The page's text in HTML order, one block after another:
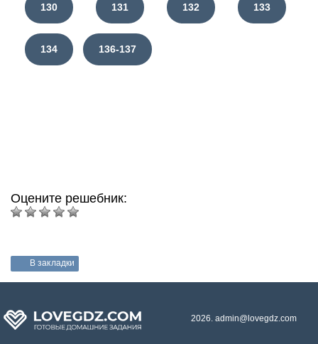
130 131 132 133
134 136-137
Оцените решебник:
В закладки
2026. admin@lovegdz.com